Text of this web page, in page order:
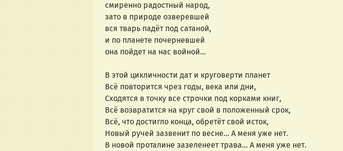
смиренно радостный народ,
зато в природе озверевшей
вся тварь падёт под сатаной,
и по планете почерневшей
она пойдет на нас войной...
В этой цикличности дат и круговерти планет
Всё повторится чрез годы, века или дни,
Сходятся в точку все строчки под корками книг,
Всё возвратится на круг свой в положенный срок,
Всё, что достигло конца, обретёт свой исток,
Новый ручей зазвенит по весне... А меня уже нет.
В новой проталине зазеленеет трава... А меня уже нет.